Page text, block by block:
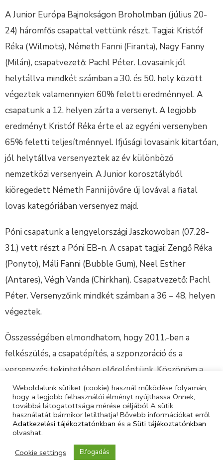
A Junior Európa Bajnokságon Broholmban (július 20-
24) háromfős csapattal vettünk részt. Tagjai: Kristóf
Réka (Wilmots), Németh Fanni (Firanta), Nagy Fanny
(Milán), csapatvezető: Pachl Péter. Lovasaink jól
helytállva mindkét számban a 30. és 50. hely között
végeztek valamennyien 60% feletti eredménnyel. A
csapatunk a 12. helyen zárta a versenyt. A legjobb
eredményt Kristóf Réka érte el az egyéni versenyben
65% feletti teljesítménnyel. Ifjúsági lovasaink kitartóan,
jól helytállva versenyeztek az év különböző
nemzetközi versenyein. A Junior korosztályból
kiöregedett Németh Fanni jövőre új lovával a fiatal
lovas kategóriában versenyez majd.
Póni csapatunk a lengyelországi Jaszkowoban (07.28-
31.) vett részt a Póni EB-n. A csapat tagjai: Zengő Réka
(Ponyto), Máli Fanni (Bubble Gum), Neel Esther
(Antares), Végh Vanda (Chirkhan). Csapatvezető: Pachl
Péter. Versenyzőink mindkét számban a 36 – 48, helyen
végeztek.
Összességében elmondhatom, hogy 2011.-ben a
felkészülés, a csapatépítés, a szponzoráció és a
versenyzés tekintetében előreléptünk. Köszönöm a
lovasoknak, az edzőknek, a szülőknek és a
sportvezetőknek, hogy munkámat támogatták.
Weboldalunk sütiket (cookie) használ működése folyamán,
hogy a legjobb felhasználói élményt nyújthassa Önnek,
továbbá látogatottsága mérése céljából A sütik
használatát bármikor letilthatja! Bővebb információkat erről
Adatkezelési tájékoztatónkban és a Süti tájékoztatónkban
olvashat.
Cookie settings
Elfogadás